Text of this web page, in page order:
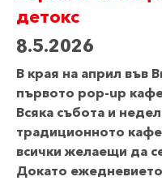
детокс
8.5.2026
В края на април във
първото pop-up
Всяка събота и
традиционното
всички желаещи да
Докато